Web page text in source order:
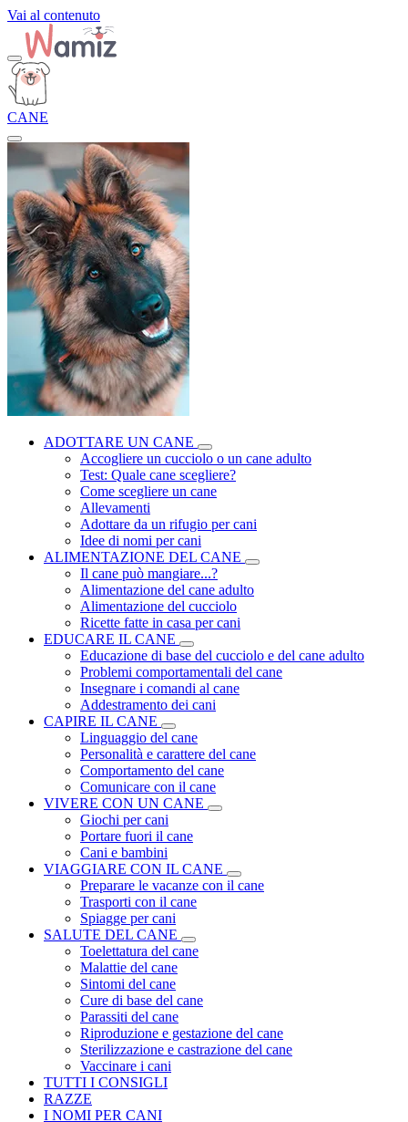
Vai al contenuto
CANE
ADOTTARE UN CANE
Accogliere un cucciolo o un cane adulto
Test: Quale cane scegliere?
Come scegliere un cane
Allevamenti
Adottare da un rifugio per cani
Idee di nomi per cani
ALIMENTAZIONE DEL CANE
Il cane può mangiare...?
Alimentazione del cane adulto
Alimentazione del cucciolo
Ricette fatte in casa per cani
EDUCARE IL CANE
Educazione di base del cucciolo e del cane adulto
Problemi comportamentali del cane
Insegnare i comandi al cane
Addestramento dei cani
CAPIRE IL CANE
Linguaggio del cane
Personalità e carattere del cane
Comportamento del cane
Comunicare con il cane
VIVERE CON UN CANE
Giochi per cani
Portare fuori il cane
Cani e bambini
VIAGGIARE CON IL CANE
Preparare le vacanze con il cane
Trasporti con il cane
Spiagge per cani
SALUTE DEL CANE
Toelettatura del cane
Malattie del cane
Sintomi del cane
Cure di base del cane
Parassiti del cane
Riproduzione e gestazione del cane
Sterilizzazione e castrazione del cane
Vaccinare i cani
TUTTI I CONSIGLI
RAZZE
I NOMI PER CANI